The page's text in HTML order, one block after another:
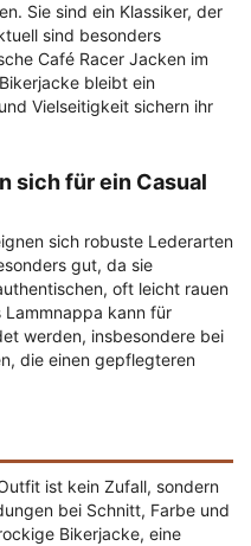
Sie sind ein Klassiker, der
sind besonders
Café Racer Jacken im
bleibt ein
Vielseitigkeit sichern ihr
sich für ein Casual
sich robuste Lederarten
gut, da sie
oft leicht rauen
Lammnappa kann für
werden, insbesondere bei
die einen gepflegteren
ist kein Zufall, sondern
bei Schnitt, Farbe und
Bikerjacke, eine